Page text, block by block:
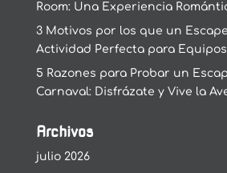
Room: Una Experiencia
3 Motivos por los que un
Actividad Perfecta para
5 Razones para Probar un
Carnaval: Disfrázate y Vive la
Archivos
julio 2026